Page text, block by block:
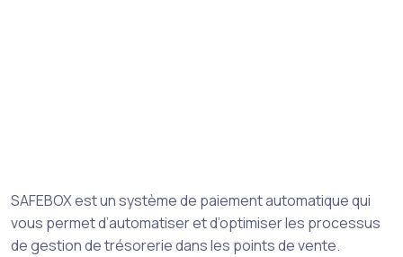
SAFEBOX est un système de paiement automatique qui
vous permet d’automatiser et d’optimiser les processus
de gestion de trésorerie dans les points de vente.